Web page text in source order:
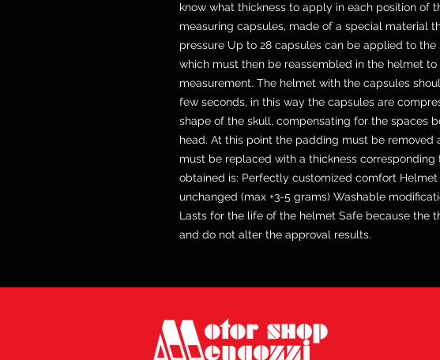
know what thickness to apply in each position of
measuring capsules, made of a special material
pressure Up to 28 capsules can be applied to
which must then be reassembled in the helmet
measurement. The helmet with the capsules
few seconds, in this way the capsules are
shape of the skull, compensating for the spaces
head. At this point the padding must be removed
must be replaced with a thickness corresponding
obtained is: Perfectly customized comfort
unchanged (max +3-5 grams) Washable
Lasts for the life of the helmet Safe because the
and do not alter the approval results.